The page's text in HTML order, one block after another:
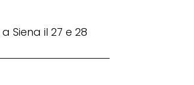
Siena il 27 e 28